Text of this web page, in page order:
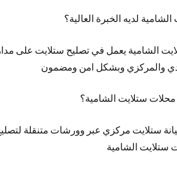
لديه الخبرة العالية؟
والمركزي وبشكل امن ومضمون
ستلايت الشامية؟
ستلايت مركزي عبر وورشات متنقلة
ستلايت الشامية